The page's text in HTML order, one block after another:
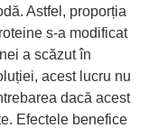
Astfel, proporția
s-a modificat
a scăzut în
acest lucru nu
dacă acest
Efectele benefice